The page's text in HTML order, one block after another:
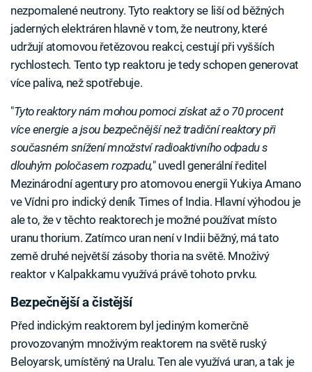
nezpomalené neutrony. Tyto reaktory se liší od běžných
jaderných elektráren hlavně v tom, že neutrony, které
udržují atomovou řetězovou reakci, cestují při vyšších
rychlostech. Tento typ reaktoru je tedy schopen generovat
více paliva, než spotřebuje.
"Tyto reaktory nám mohou pomoci získat až o 70 procent
více energie a jsou bezpečnější než tradiční reaktory při
současném snížení množství radioaktivního odpadu s
dlouhým poločasem rozpadu," uvedl generální ředitel
Mezinárodní agentury pro atomovou energii Yukiya Amano
ve Vídni pro indický deník Times of India. Hlavní výhodou je
ale to, že v těchto reaktorech je možné používat místo
uranu thorium. Zatímco uran není v Indii běžný, má tato
země druhé největší zásoby thoria na světě. Množivý
reaktor v Kalpakkamu využívá právě tohoto prvku.
Bezpečnější a čistější
Před indickým reaktorem byl jediným komerčně
provozovaným množivým reaktorem na světě ruský
Beloyarsk, umístěný na Uralu. Ten ale využívá uran, a tak je